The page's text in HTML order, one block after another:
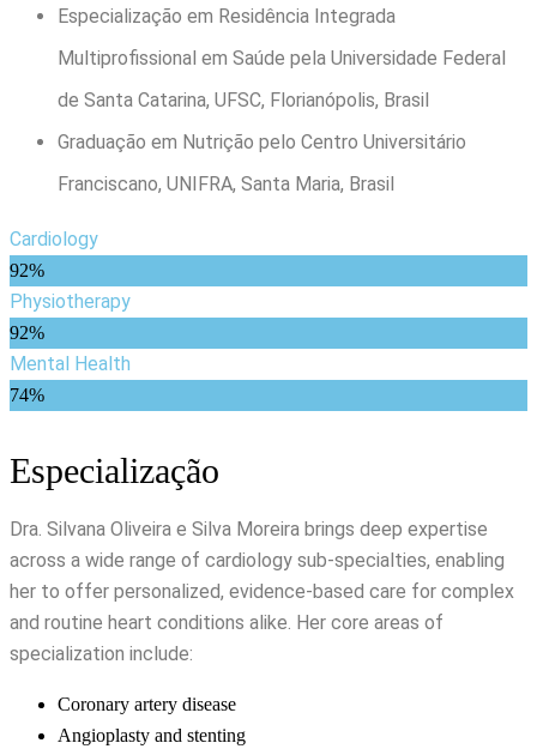
Especialização em Residência Integrada
Multiprofissional em Saúde pela Universidade Federal
de Santa Catarina, UFSC, Florianópolis, Brasil
Graduação em Nutrição pelo Centro Universitário
Franciscano, UNIFRA, Santa Maria, Brasil
Cardiology
92%
Physiotherapy
92%
Mental Health
74%
Especialização
Dra. Silvana Oliveira e Silva Moreira brings deep expertise
across a wide range of cardiology sub-specialties, enabling
her to offer personalized, evidence-based care for complex
and routine heart conditions alike. Her core areas of
specialization include:
Coronary artery disease
Angioplasty and stenting